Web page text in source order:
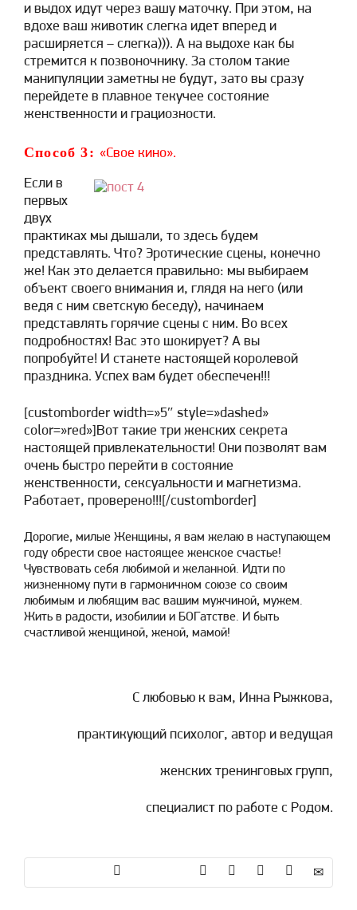
и выдох идут через вашу маточку. При этом, на
вдохе ваш животик слегка идет вперед и
расширяется – слегка))). А на выдохе как бы
стремится к позвоночнику. За столом такие
манипуляции заметны не будут, зато вы сразу
перейдете в плавное текучее состояние
женственности и грациозности.
Способ 3: «Свое кино».
Если в
первых
двух
практиках мы дышали, то здесь будем
представлять. Что? Эротические сцены, конечно
же! Как это делается правильно: мы выбираем
объект своего внимания и, глядя на него (или
ведя с ним светскую беседу), начинаем
представлять горячие сцены с ним. Во всех
подробностях! Вас это шокирует? А вы
попробуйте! И станете настоящей королевой
праздника. Успех вам будет обеспечен!!!
[customborder width=»5″ style=»dashed»
color=»red»]Вот такие три женских секрета
настоящей привлекательности! Они позволят вам
очень быстро перейти в состояние
женственности, сексуальности и магнетизма.
Работает, проверено!!![/customborder]
Дорогие, милые Женщины, я вам желаю в наступающем
году обрести свое настоящее женское счастье!
Чувствовать себя любимой и желанной. Идти по
жизненному пути в гармоничном союзе со своим
любимым и любящим вас вашим мужчиной, мужем.
Жить в радости, изобилии и БОГатстве. И быть
счастливой женщиной, женой, мамой!
С любовью к вам, Инна Рыжкова,
практикующий психолог, автор и ведущая
женских тренинговых групп,
специалист по работе с Родом.